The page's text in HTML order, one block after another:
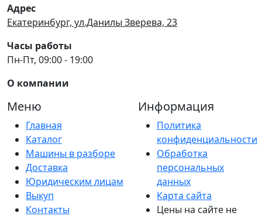
Адрес
Екатеринбург, ул.Данилы Зверева, 23
Часы работы
Пн-Пт, 09:00 - 19:00
О компании
Меню
Главная
Каталог
Машины в разборе
Доставка
Юридическим лицам
Выкуп
Контакты
Информация
Политика
конфиденциальности
Обработка
персональных
данных
Карта сайта
Цены на сайте не